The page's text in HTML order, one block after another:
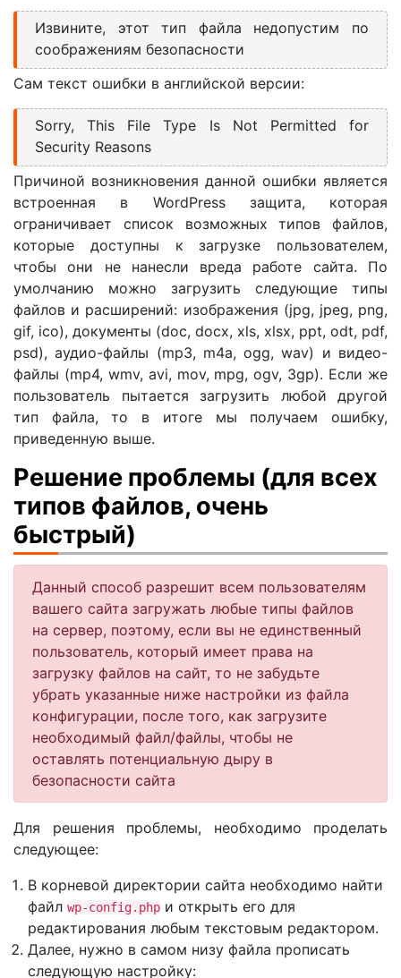
Извините, этот тип файла недопустим по
соображениям безопасности
Сам текст ошибки в английской версии:
Sorry, This File Type Is Not Permitted for
Security Reasons
Причиной возникновения данной ошибки является
встроенная в WordPress защита, которая
ограничивает список возможных типов файлов,
которые доступны к загрузке пользователем,
чтобы они не нанесли вреда работе сайта. По
умолчанию можно загрузить следующие типы
файлов и расширений: изображения (jpg, jpeg, png,
gif, ico), документы (doc, docx, xls, xlsx, ppt, odt, pdf,
psd), аудио-файлы (mp3, m4a, ogg, wav) и видео-
файлы (mp4, wmv, avi, mov, mpg, ogv, 3gp). Если же
пользователь пытается загрузить любой другой
тип файла, то в итоге мы получаем ошибку,
приведенную выше.
Решение проблемы (для всех
типов файлов, очень
быстрый)
Данный способ разрешит всем пользователям
вашего сайта загружать любые типы файлов
на сервер, поэтому, если вы не единственный
пользователь, который имеет права на
загрузку файлов на сайт, то не забудьте
убрать указанные ниже настройки из файла
конфигурации, после того, как загрузите
необходимый файл/файлы, чтобы не
оставлять потенциальную дыру в
безопасности сайта
Для решения проблемы, необходимо проделать
следующее:
В корневой директории сайта необходимо найти
файл wp-config.php и открыть его для
редактирования любым текстовым редактором.
Далее, нужно в самом низу файла прописать
следующую настройку: